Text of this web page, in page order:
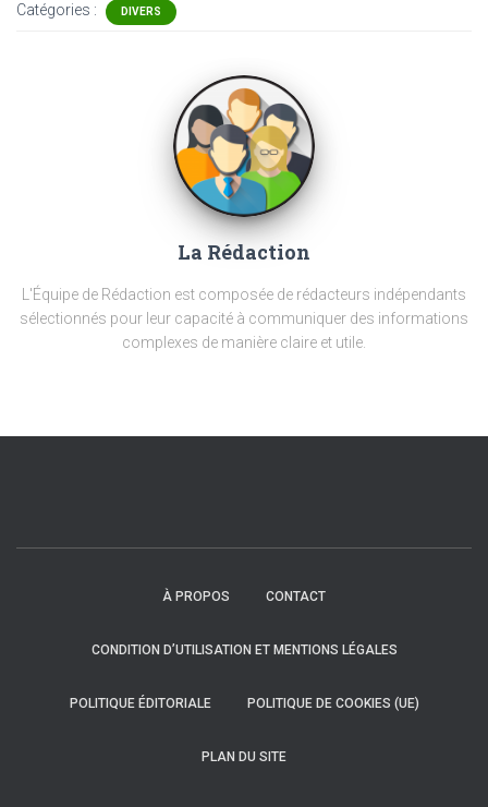
Catégories : DIVERS
La Rédaction
L'Équipe de Rédaction est composée de rédacteurs indépendants
sélectionnés pour leur capacité à communiquer des informations
complexes de manière claire et utile.
À PROPOS CONTACT
CONDITION D’UTILISATION ET MENTIONS LÉGALES
POLITIQUE ÉDITORIALE POLITIQUE DE COOKIES (UE)
PLAN DU SITE